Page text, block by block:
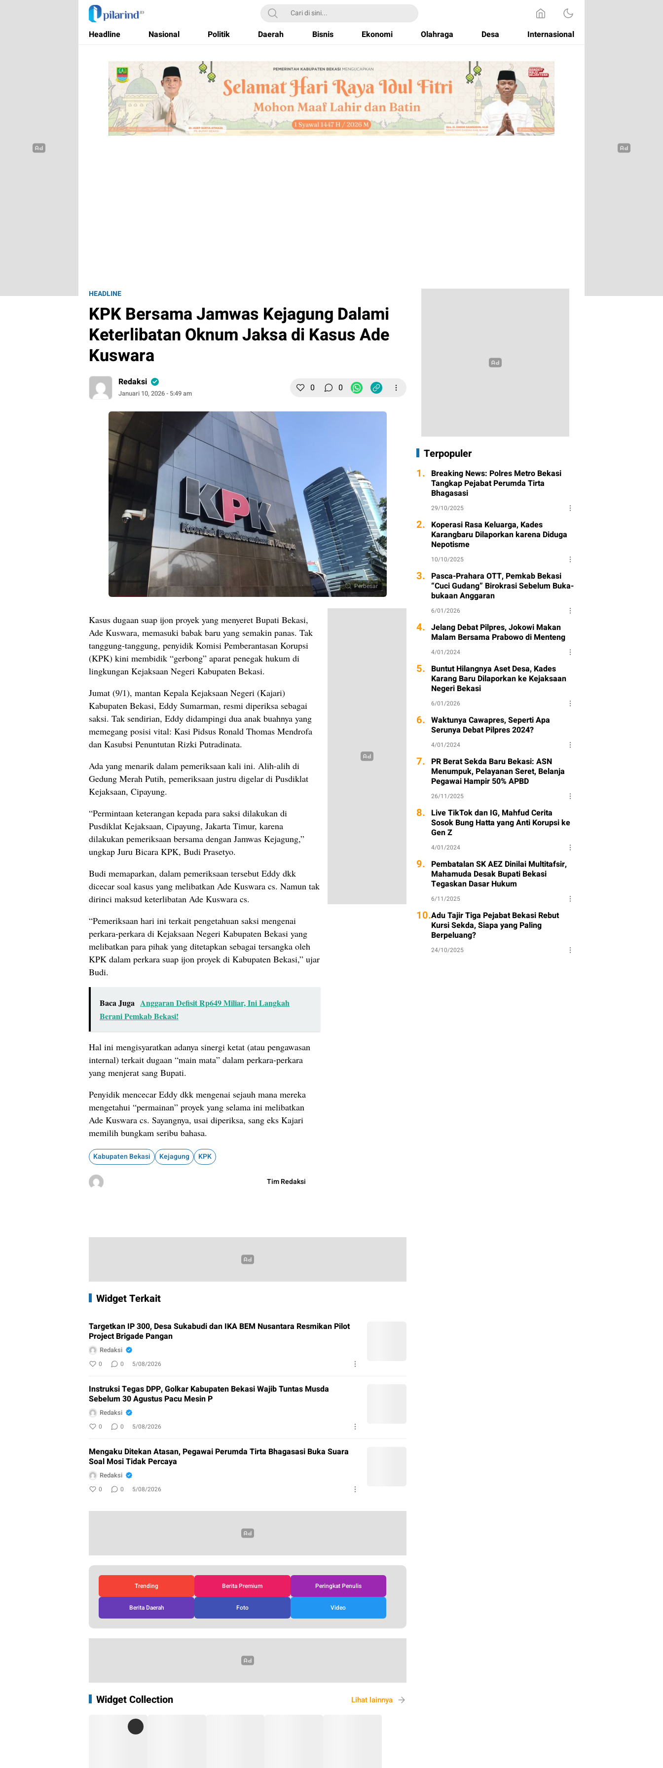
Pilarind.id
Dimana Arah Bangsa Bermula
Headline Nasional Politik Daerah Bisnis Ekonomi Olahraga Desa Internasional
HEADLINE
KPK Bersama Jamwas Kejagung Dalami
Keterlibatan Oknum Jaksa di Kasus Ade
Kuswara
Redaksi
Januari 10, 2026 - 5:49 am 0 0
Perbesar
Kasus dugaan suap ijon proyek yang menyeret Bupati Bekasi,
Ade Kuswara, memasuki babak baru yang semakin panas. Tak
tanggung-tanggung, penyidik Komisi Pemberantasan Korupsi
(KPK) kini membidik “gerbong” aparat penegak hukum di
lingkungan Kejaksaan Negeri Kabupaten Bekasi.
Jumat (9/1), mantan Kepala Kejaksaan Negeri (Kajari)
Kabupaten Bekasi, Eddy Sumarman, resmi diperiksa sebagai
saksi. Tak sendirian, Eddy didampingi dua anak buahnya yang
memegang posisi vital: Kasi Pidsus Ronald Thomas Mendrofa
dan Kasubsi Penuntutan Rizki Putradinata.
Ada yang menarik dalam pemeriksaan kali ini. Alih-alih di
Gedung Merah Putih, pemeriksaan justru digelar di Pusdiklat
Kejaksaan, Cipayung.
“Permintaan keterangan kepada para saksi dilakukan di
Pusdiklat Kejaksaan, Cipayung, Jakarta Timur, karena
dilakukan pemeriksaan bersama dengan Jamwas Kejagung,”
ungkap Juru Bicara KPK, Budi Prasetyo.
Budi memaparkan, dalam pemeriksaan tersebut Eddy dkk
dicecar soal kasus yang melibatkan Ade Kuswara cs. Namun tak
dirinci maksud keterlibatan Ade Kuswara cs.
“Pemeriksaan hari ini terkait pengetahuan saksi mengenai
perkara-perkara di Kejaksaan Negeri Kabupaten Bekasi yang
melibatkan para pihak yang ditetapkan sebagai tersangka oleh
KPK dalam perkara suap ijon proyek di Kabupaten Bekasi,” ujar
Budi.
Baca Juga Anggaran Defisit Rp649 Miliar, Ini Langkah
Berani Pemkab Bekasi!
Hal ini mengisyaratkan adanya sinergi ketat (atau pengawasan
internal) terkait dugaan “main mata” dalam perkara-perkara
yang menjerat sang Bupati.
Penyidik mencecar Eddy dkk mengenai sejauh mana mereka
mengetahui “permainan” proyek yang selama ini melibatkan
Ade Kuswara cs. Sayangnya, usai diperiksa, sang eks Kajari
memilih bungkam seribu bahasa.
Kabupaten Bekasi Kejagung KPK
Tim Redaksi
Widget Terkait
Targetkan IP 300, Desa Sukabudi dan IKA BEM Nusantara Resmikan Pilot
Project Brigade Pangan
Redaksi
0 0 5/08/2026
Instruksi Tegas DPP, Golkar Kabupaten Bekasi Wajib Tuntas Musda
Sebelum 30 Agustus Pacu Mesin P
Redaksi
0 0 5/08/2026
Mengaku Ditekan Atasan, Pegawai Perumda Tirta Bhagasasi Buka Suara
Soal Mosi Tidak Percaya
Redaksi
0 0 5/08/2026
Trending Berita Premium Peringkat Penulis
Berita Daerah Foto Video
Widget Collection Lihat lainnya
Terpopuler
1. Breaking News: Polres Metro Bekasi
Tangkap Pejabat Perumda Tirta
Bhagasasi
29/10/2025
2. Koperasi Rasa Keluarga, Kades
Karangbaru Dilaporkan karena Diduga
Nepotisme
10/10/2025
3. Pasca-Prahara OTT, Pemkab Bekasi
“Cuci Gudang” Birokrasi Sebelum Buka-
bukaan Anggaran
6/01/2026
4. Jelang Debat Pilpres, Jokowi Makan
Malam Bersama Prabowo di Menteng
4/01/2024
5. Buntut Hilangnya Aset Desa, Kades
Karang Baru Dilaporkan ke Kejaksaan
Negeri Bekasi
6/01/2026
6. Waktunya Cawapres, Seperti Apa
Serunya Debat Pilpres 2024?
4/01/2024
7. PR Berat Sekda Baru Bekasi: ASN
Menumpuk, Pelayanan Seret, Belanja
Pegawai Hampir 50% APBD
26/11/2025
8. Live TikTok dan IG, Mahfud Cerita
Sosok Bung Hatta yang Anti Korupsi ke
Gen Z
4/01/2024
9. Pembatalan SK AEZ Dinilai Multitafsir,
Mahamuda Desak Bupati Bekasi
Tegaskan Dasar Hukum
6/11/2025
10.Adu Tajir Tiga Pejabat Bekasi Rebut
Kursi Sekda, Siapa yang Paling
Berpeluang?
24/10/2025